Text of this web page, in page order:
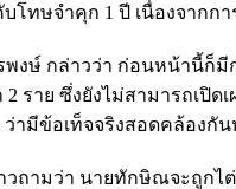
บโทษจำคุก 1 ปี เนื่องจากก
พงษ์ กล่าวว่า ก่อนหน้านี้ก็มี
2 ราย ซึ่งยังไม่สามารถเปิ
ว่ามีข้อเท็จจริงสอดคล้องกั
วถามว่า นายทักษิณจะถูกไ